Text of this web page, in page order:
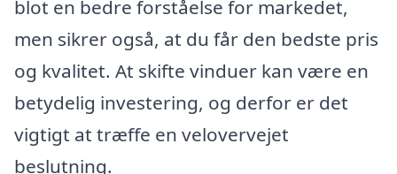
blot en bedre forståelse for markedet,
men sikrer også, at du får den bedste pris
og kvalitet. At skifte vinduer kan være en
betydelig investering, og derfor er det
vigtigt at træffe en velovervejet
beslutning.